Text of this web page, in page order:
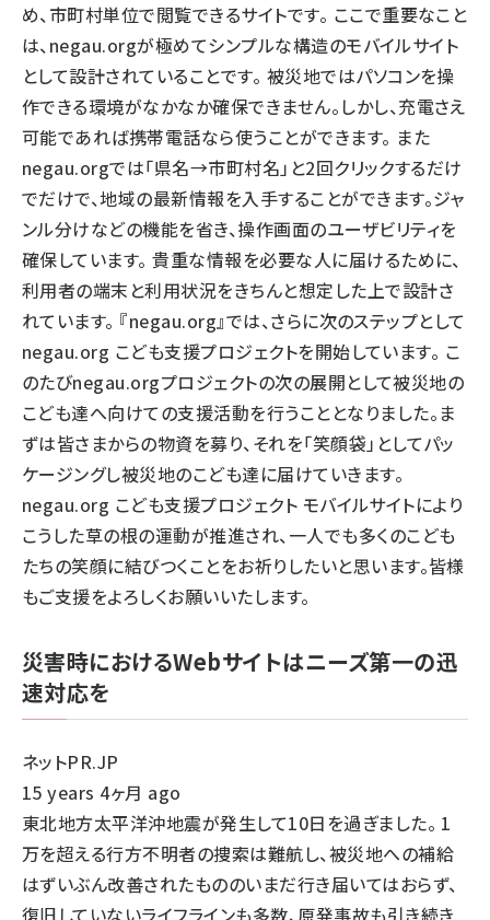
め、市町村単位で閲覧できるサイトです。 ここで重要なこと
は、negau.orgが極めてシンプルな構造のモバイルサイト
として設計されていることです。 被災地ではパソコンを操
作できる環境がなかなか確保できません。しかし、充電さえ
可能であれば携帯電話なら使うことができます。 また
negau.orgでは「県名→市町村名」と2回クリックするだけ
でだけで、地域の最新情報を入手することができます。ジャ
ンル分けなどの機能を省き、操作画面のユーザビリティを
確保しています。 貴重な情報を必要な人に届けるために、
利用者の端末と利用状況をきちんと想定した上で設計さ
れています。 『negau.org』では、さらに次のステップとして
negau.org こども支援プロジェクトを開始しています。 こ
のたびnegau.orgプロジェクトの次の展開として被災地の
こども達へ向けての支援活動を行うこととなりました。ま
ずは皆さまからの物資を募り、それを「笑顔袋」としてパッ
ケージングし被災地のこども達に届けていきます。
negau.org こども支援プロジェクト モバイルサイトにより
こうした草の根の運動が推進され、一人でも多くのこども
たちの笑顔に結びつくことをお祈りしたいと思います。皆様
もご支援をよろしくお願いいたします。
災害時におけるWebサイトはニーズ第一の迅
速対応を
ネットPR.JP
15 years 4ヶ月 ago
東北地方太平洋沖地震が発生して10日を過ぎました。 1
万を超える行方不明者の捜索は難航し、被災地への補給
はずいぶん改善されたもののいまだ行き届いてはおらず、
復旧していないライフラインも多数、原発事故も引き続き